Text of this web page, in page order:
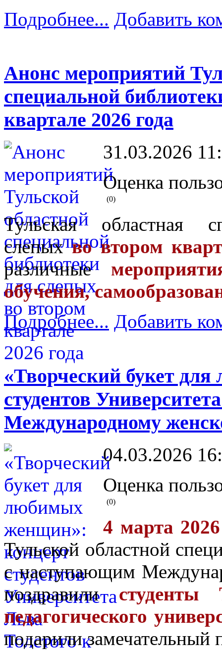
Подробнее... Добавить
Анонс мероприятий
специальной
квартале 2026 года
31.03.2026
Оценка
(0)
Тульская областная
слепыхво втором
различные
обучения,
Подробнее... Добавить
«Творческий букет
студентов
Международному
04.03.2026
Оценка
(0)
4 марта
Тульской областной
с наступающим
поздравилистуденты
педагогического
подарили замечательный